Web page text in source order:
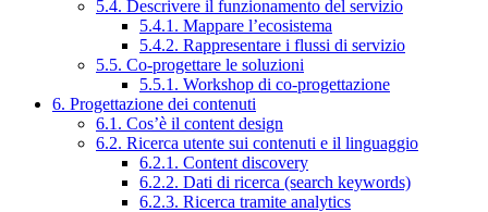
5.4. Descrivere il funzionamento del servizio
5.4.1. Mappare l’ecosistema
5.4.2. Rappresentare i flussi di servizio
5.5. Co-progettare le soluzioni
5.5.1. Workshop di co-progettazione
6. Progettazione dei contenuti
6.1. Cos’è il content design
6.2. Ricerca utente sui contenuti e il linguaggio
6.2.1. Content discovery
6.2.2. Dati di ricerca (search keywords)
6.2.3. Ricerca tramite analytics